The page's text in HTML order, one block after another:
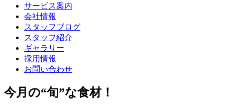
サービス案内
会社情報
スタッフブログ
スタッフ紹介
ギャラリー
採用情報
お問い合わせ
今月の“旬”な食材！